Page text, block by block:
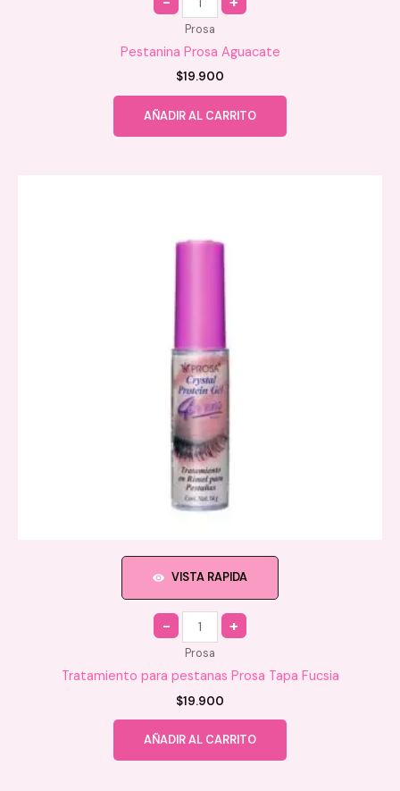
Prosa
Pestanina Prosa Aguacate
$19.900
AÑADIR AL CARRITO
VISTA RAPIDA
Quantity
Prosa
Tratamiento para pestanas Prosa Tapa Fucsia
$19.900
AÑADIR AL CARRITO